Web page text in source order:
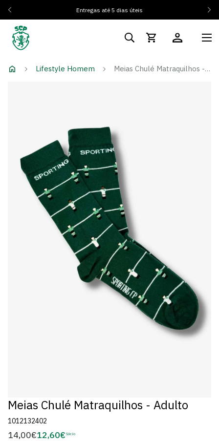
Entregas até 5 dias úteis
Lifestyle Homem Meias Chulé Matraquilhos - Adulto
Meias Chulé Matraquilhos - Adulto
1012132402
Preço
14,00€ Preço
12,60€ Sócio